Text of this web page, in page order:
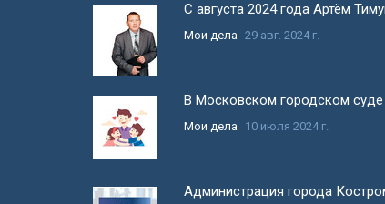
С августа 2024 года Артём
Мои дела 29 авг. 2024 г.
В Московском городском суде
Мои дела 10 июля 2024 г.
Администрация города